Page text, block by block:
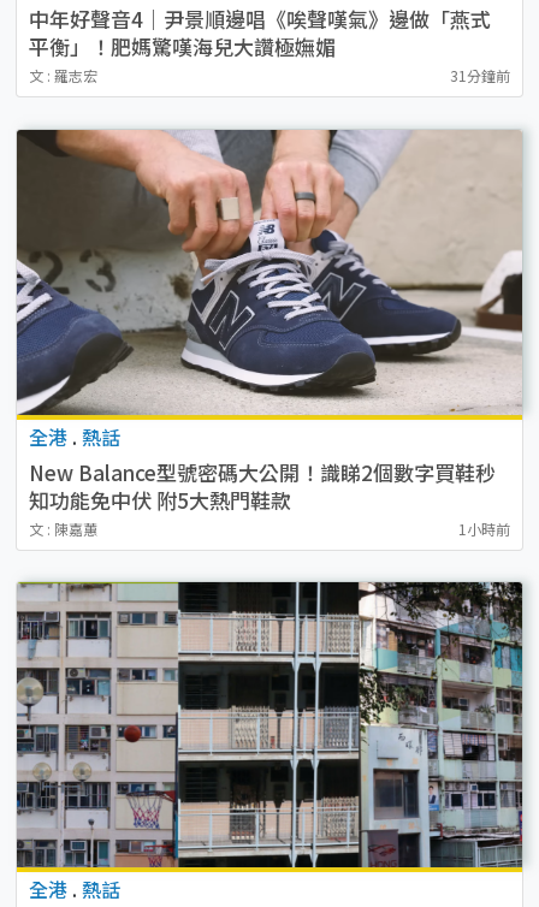
中年好聲音4｜尹景順邊唱《唉聲嘆氣》邊做「燕式
平衡」！肥媽驚嘆海兒大讚極嫵媚
文 : 羅志宏 31分鐘前
全港 . 熱話
New Balance型號密碼大公開！識睇2個數字買鞋秒
知功能免中伏 附5大熱門鞋款
文 : 陳嘉蕙 1小時前
全港 . 熱話